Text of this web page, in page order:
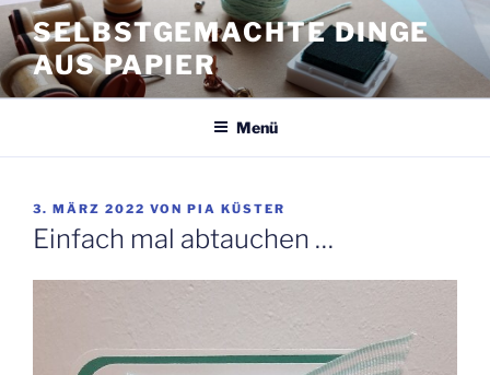
Zum
Inhalt
springen
SELBSTGEMACHTE DINGE
AUS PAPIER
Menü
VERÖFFENTLICHT
AM
3. MÄRZ 2022 VON PIA KÜSTER
Einfach mal abtauchen …